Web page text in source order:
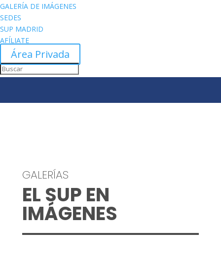
GALERÍA DE IMÁGENES
SEDES
SUP MADRID
AFÍLIATE
Área Privada
GALERÍAS
EL SUP EN
IMÁGENES